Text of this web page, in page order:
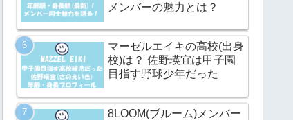
メンバーの魅力とは？
マーゼルエイキの高校(出身
校)は？ 佐野瑛宜は甲子園
目指す野球少年だった
8LOOM(ブルーム)メンバー